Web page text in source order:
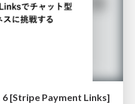
6 [Stripe Payment Links]